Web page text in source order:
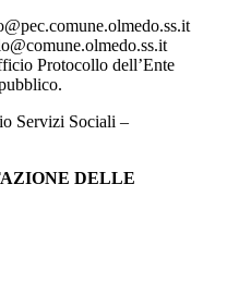
Protocollo dell’Ente
Servizi Sociali –
DELLE